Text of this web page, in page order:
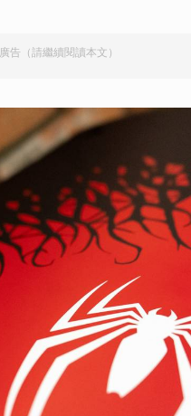
廣告（請繼續閱讀本文）